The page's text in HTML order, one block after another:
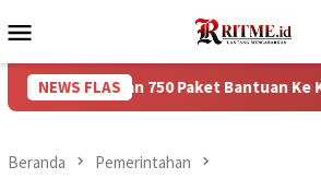
ke
Mobile
NEWS FLAS
750 Paket Bantuan Ke Korban Banjir
Beranda Pemerintahan